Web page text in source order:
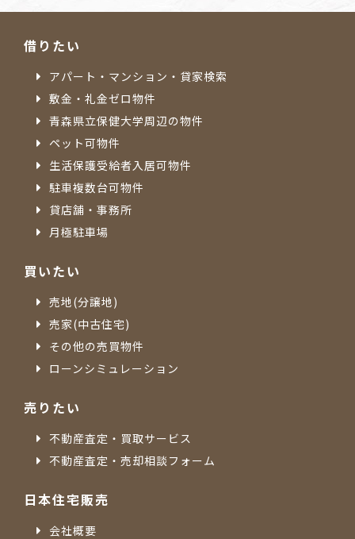
借りたい
アパート・マンション・貸家検索
敷金・礼金ゼロ物件
青森県立保健大学周辺の物件
ペット可物件
生活保護受給者入居可物件
駐車複数台可物件
貸店舗・事務所
月極駐車場
買いたい
売地(分譲地)
売家(中古住宅)
その他の売買物件
ローンシミュレーション
売りたい
不動産査定・買取サービス
不動産査定・売却相談フォーム
日本住宅販売
会社概要